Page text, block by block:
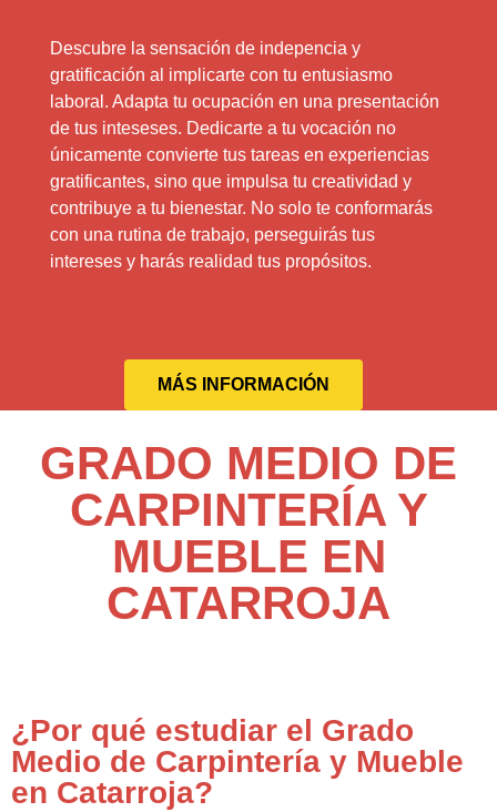
Descubre la sensación de indepencia y
gratificación al implicarte con tu entusiasmo
laboral. Adapta tu ocupación en una presentación
de tus inteseses. Dedicarte a tu vocación no
únicamente convierte tus tareas en experiencias
gratificantes, sino que impulsa tu creatividad y
contribuye a tu bienestar. No solo te conformarás
con una rutina de trabajo, perseguirás tus
intereses y harás realidad tus propósitos.
MÁS INFORMACIÓN
GRADO MEDIO DE
CARPINTERÍA Y
MUEBLE EN
CATARROJA
¿Por qué estudiar el Grado
Medio de Carpintería y Mueble
en Catarroja?